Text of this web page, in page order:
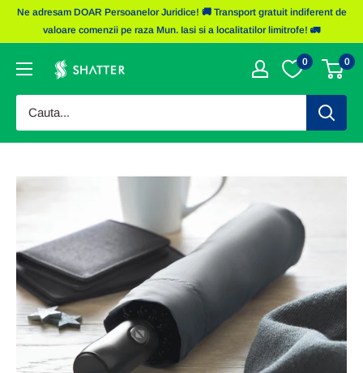
SaritiNe adresam DOAR Persoanelor Juridice! 🚚 Transport gratuit indiferent de
valoare comenzii pe raza Mun. Iasi si a localitatilor limitrofe! 🚛
Obiecte
Shatter
0 0